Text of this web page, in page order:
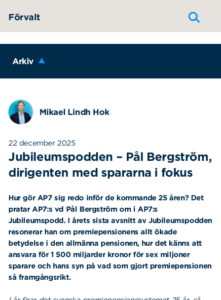
Förvalt
Arkiv
Mikael Lindh Hok
22 december 2025
Jubileumspodden – Pål Bergström,
dirigenten med spararna i fokus
Hur gör AP7 sig redo inför de kommande 25 åren? Det
pratar AP7:s vd Pål Bergström om i AP7:s
Jubileumspodd. I årets sista avsnitt av Jubileumspodden
resonerar han om premiepensionens allt ökade
betydelse i den allmänna pensionen, hur det känns att
ansvara för 1 500 miljarder kronor för sex miljoner
sparare och hans syn på vad som gjort premiepensionen
så framgångsrikt.